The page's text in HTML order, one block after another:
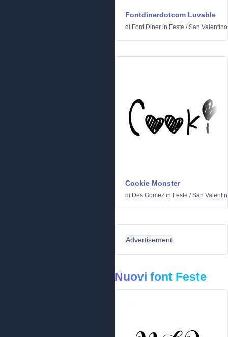
Fontdinerdotcom Luvable
di Font Diner in Feste /San Valentino
Cookie Monster
di Des Gomez in Feste /San
Advertisement
Nuovi font Feste